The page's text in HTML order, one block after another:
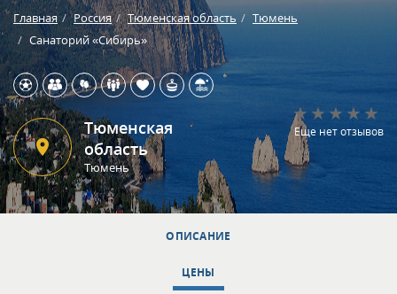
Главная Россия Тюменская область
Тюмень
Санаторий «Сибирь»
Тюменская
область
Тюмень
Еще нет отзывов
ОПИСАНИЕ
ЦЕНЫ